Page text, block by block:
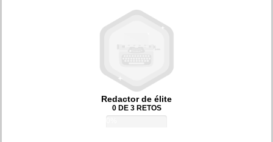
Redactor de élite
0 DE 3 RETOS